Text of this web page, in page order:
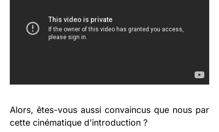
Alors, êtes-vous aussi convaincus que nous par
cette cinématique d’introduction ?